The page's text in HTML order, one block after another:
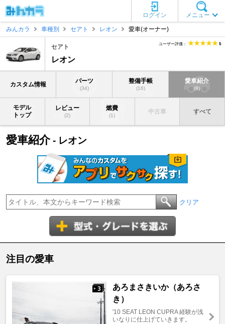
メニュー
ログイン
みんカラ
車種別 セアト レオン 愛車(オーナー)
セアト
レオン
ユーザー評価： 5
カスタム情報 パーツ
(34)
整備手帳
(16)
愛車紹介
(8)
モデル
トップ
レビュー
(2)
燃費
(1)
中古車 すべて
愛車紹介- レオン
クリア
注目の愛車
+ 3
あろまさきいか（あろさ
き）
'10 SEAT LEON CUPRA 経験が浅
いなりに仕上げていきます。